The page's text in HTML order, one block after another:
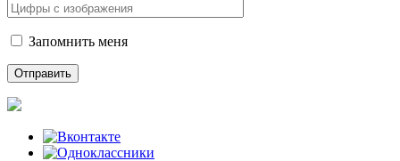
Запомнить меня